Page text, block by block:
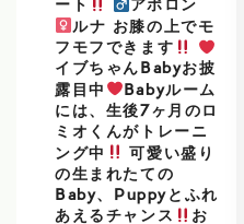
ート
アポロン
ルナ お膝の上でモ
フモフできます
イブちゃんBabyお披
露目中
Babyルーム
には、生後7ヶ月のロ
ミオくんがトレーニ
ング中
可愛い盛り
の生まれたての
Baby、Puppyとふれ
あえるチャンス
お